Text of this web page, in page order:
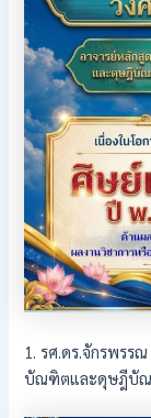
1. รศ.ดร.จักรพรร
บัณฑิตและดุษฎีบัณ